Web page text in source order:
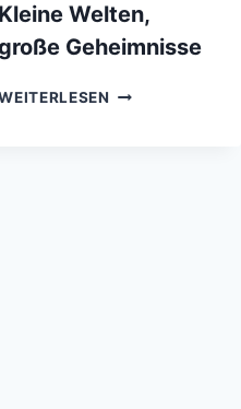
Kleine Welten,
Geheimnisse